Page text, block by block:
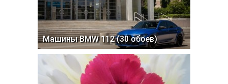
Машины BMW 112 (30 обоев)